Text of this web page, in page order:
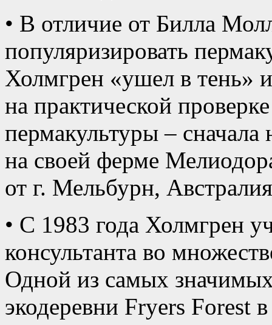
• В отличие от Билла
популяризировать
Холмгрен «ушел в тень»
на практической
пермакультуры – сначала
на своей ферме
от г. Мельбурн,
• С 1983 года Холмгрен
консультанта во
Одной из самых значимых
экодеревни Fryers Forest